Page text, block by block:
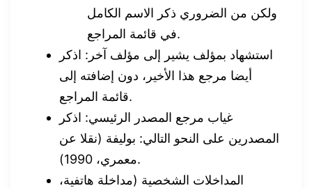
ولكن من الضروري ذكر الاسم الكامل
في قائمة المراجع.
استشهاد بمؤلف يشير إلى مؤلف آخر: اذكر
أيضا مرجع هذا الأخير، دون إضافته إلى
قائمة المراجع.
غياب مرجع المصدر الرئيسي: اذكر
المصدرين على النحو التالي: بوليفة (نقلا عن
معمري، 1990).
المداخلات الشخصية (مداخلة هاتفية،